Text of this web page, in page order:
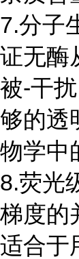
7.分子
证无酶
被-干
够的透
物学中
8.荧光
梯度的
适合于